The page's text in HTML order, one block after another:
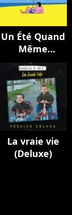
Un Été Quand
Même
(BIGFLO & Oli
et Bon
Entendeur)
La vraie vie
(Deluxe)